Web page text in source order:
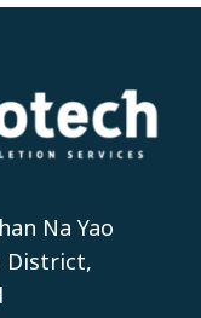
Na Yao
District,